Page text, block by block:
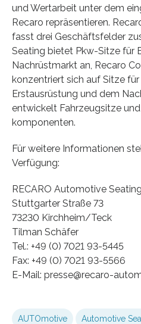
und Wertarbeit unter dem
Recaro repräsentieren.
fasst drei Geschäftsfelder
Seating bietet Pkw-Sitze für
Nachrüstmarkt an, Recaro
konzentriert sich auf Sitze
Erstausrüstung und dem
entwickelt Fahrzeugsitze
komponenten.
Für weitere Informationen
Verfügung:
RECARO Automotive Seating
Stuttgarter Straße 73
73230 Kirchheim/Teck
Tilman Schäfer
Tel.: +49 (0) 7021 93-5445
Fax: +49 (0) 7021 93-5566
E-Mail: presse@recaro-
AUTOmotive Automotive